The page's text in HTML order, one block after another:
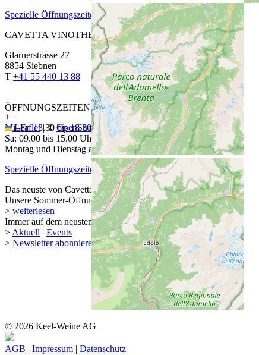
+−
Leaflet |©OpenStreetMapcontributors
Spezielle Öffnungszeiten
CAVETTA VINOTHEK SIEBNEN
Glarnerstrasse 27
8854 Siebnen
T +41 55 440 13 88
ÖFFNUNGSZEITEN
Mi–Fr: 13.30 bis 18.30 Uhr
Sa: 09.00 bis 15.00 Uhr
Montag und Dienstag auf Anmeldung
Spezielle Öffnungszeiten
Das neuste von Cavetta
Unsere Sommer-Öffnungszeiten
> weiterlesen
Immer auf dem neusten Stand
> Aktuell | Events
> Newsletter abonnieren
© 2026 Keel-Weine AG
AGB | Impressum | Datenschutz